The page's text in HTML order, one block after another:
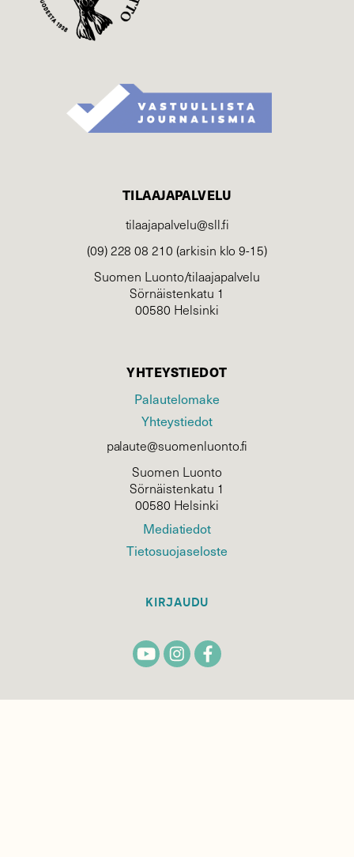
TILAAJAPALVELU
tilaajapalvelu@sll.fi
(09) 228 08 210 (arkisin klo 9-15)
Suomen Luonto/tilaajapalvelu
Sörnäistenkatu 1
00580 Helsinki
YHTEYSTIEDOT
Palautelomake
Yhteystiedot
palaute@suomenluonto.fi
Suomen Luonto
Sörnäistenkatu 1
00580 Helsinki
Mediatiedot
Tietosuojaseloste
KIRJAUDU